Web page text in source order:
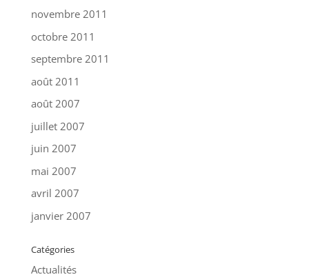
novembre 2011
octobre 2011
septembre 2011
août 2011
août 2007
juillet 2007
juin 2007
mai 2007
avril 2007
janvier 2007
Catégories
Actualités